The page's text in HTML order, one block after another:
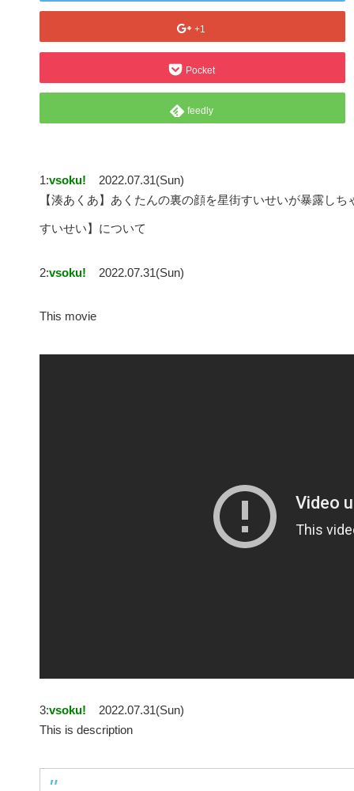
+1
Pocket
feedly
1:vsoku!
2022.07.31(Sun)
【湊あくあ】あくたんの裏の顔を星街すいせいが暴露し
すいせい】について
2:vsoku! 2022.07.31(Sun)
This movie
3:vsoku!
2022.07.31(Sun)
This is description